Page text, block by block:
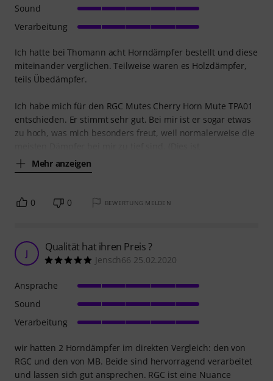
Ich hatte bei Thomann acht Horndämpfer bestellt und diese
miteinander verglichen. Teilweise waren es Holzdämpfer,
teils Übedämpfer.
Ich habe mich für den RGC Mutes Cherry Horn Mute TPA01
entschieden. Er stimmt sehr gut. Bei mir ist er sogar etwas
zu hoch, was mich besonders freut, weil normalerweise die
Mehr anzeigen
Sound
Verarbeitung
0 0 BEWERTUNG MELDEN
J Qualität hat ihren Preis ?
Jensch66 25.02.2020
wir hatten 2 Horndämpfer im direkten Vergleich: den von
RGC und den von MB. Beide sind hervorragend verarbeitet
und lassen sich gut ansprechen. RGC ist eine Nuance
Ansprache
Sound
Verarbeitung